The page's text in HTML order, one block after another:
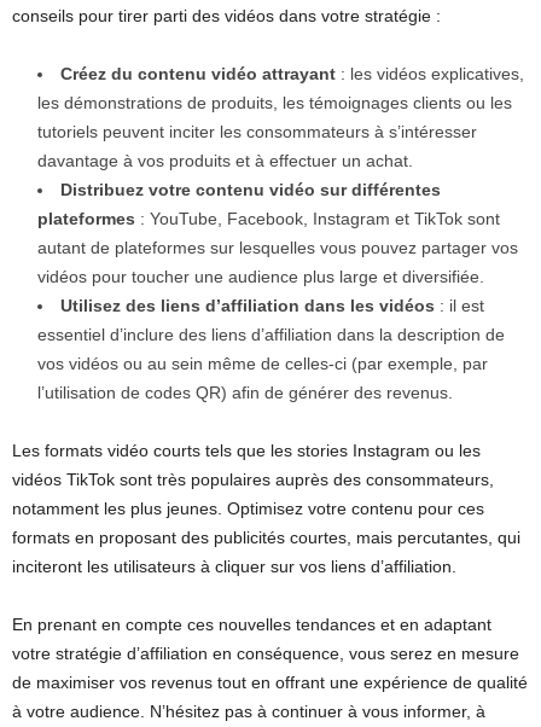
conseils pour tirer parti des vidéos dans votre stratégie :
Créez du contenu vidéo attrayant : les vidéos explicatives,
les démonstrations de produits, les témoignages clients ou les
tutoriels peuvent inciter les consommateurs à s’intéresser
davantage à vos produits et à effectuer un achat.
Distribuez votre contenu vidéo sur différentes
plateformes : YouTube, Facebook, Instagram et TikTok sont
autant de plateformes sur lesquelles vous pouvez partager vos
vidéos pour toucher une audience plus large et diversifiée.
Utilisez des liens d’affiliation dans les vidéos : il est
essentiel d’inclure des liens d’affiliation dans la description de
vos vidéos ou au sein même de celles-ci (par exemple, par
l’utilisation de codes QR) afin de générer des revenus.
Les formats vidéo courts tels que les stories Instagram ou les
vidéos TikTok sont très populaires auprès des consommateurs,
notamment les plus jeunes. Optimisez votre contenu pour ces
formats en proposant des publicités courtes, mais percutantes, qui
inciteront les utilisateurs à cliquer sur vos liens d’affiliation.
En prenant en compte ces nouvelles tendances et en adaptant
votre stratégie d’affiliation en conséquence, vous serez en mesure
de maximiser vos revenus tout en offrant une expérience de qualité
à votre audience. N’hésitez pas à continuer à vous informer, à